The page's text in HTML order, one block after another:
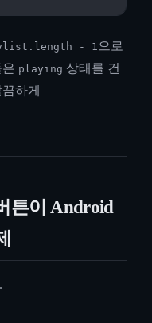
- 1 으로
playing 상태를 건
하게
튼이 Android